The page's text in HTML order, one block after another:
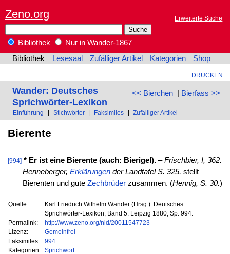
Zeno.org Erweiterte Suche
Bibliothek
Nur in Wander-1867
Bibliothek
Lesesaal Zufälliger Artikel Kategorien Shop
DRUCKEN
<< Bierchen| Bierfass >>
Wander: Deutsches
Sprichwörter-Lexikon
Einführung Stichwörter Faksimiles Zufälliger Artikel
Bierente
[994] * Er ist eine Bierente (auch: Bierigel).–Frischbier, I, 362.
Henneberger, Erklärungender Landtafel S. 325, stellt
Bierenten und gute Zechbrüderzusammen. (Hennig, S. 30.)
Quelle:
Karl Friedrich Wilhelm Wander (Hrsg.): Deutsches
Sprichwörter-Lexikon, Band 5. Leipzig 1880, Sp. 994.
Permalink:
http://www.zeno.org/nid/20011547723
Lizenz:
Gemeinfrei
Faksimiles:
994
Kategorien:
Sprichwort